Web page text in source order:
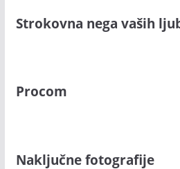
Strokovna nega vaših
Procom
Naključne fotografije